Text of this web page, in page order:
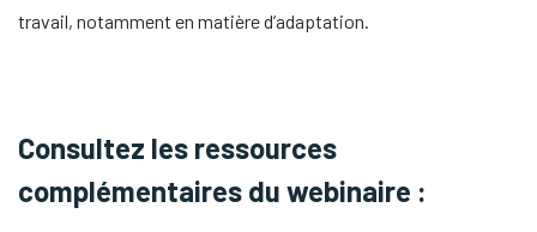
travail, notamment en matière d’adaptation.
Consultez les ressources
complémentaires du webinaire :